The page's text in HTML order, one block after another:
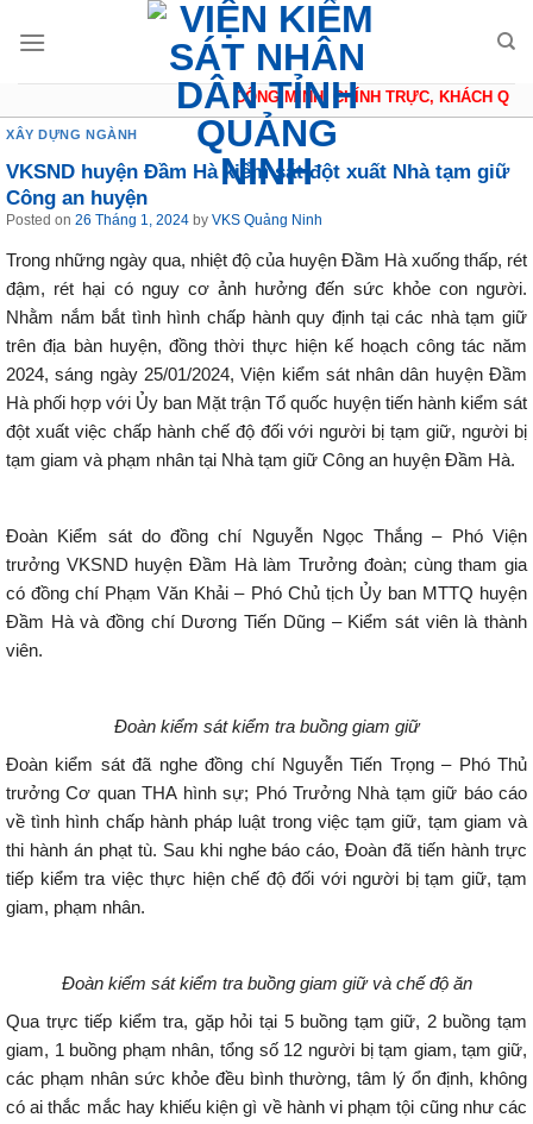
CÔNG MINH, CHÍNH TRỰC, KHÁCH
XÂY DỰNG NGÀNH
VKSND huyện Đầm Hà kiểm sát đột xuất Nhà tạm giữ
Công an huyện
Posted on 26 Tháng 1, 2024 by VKS Quảng Ninh
Trong những ngày qua, nhiệt độ của huyện Đầm Hà xuống thấp, rét
đậm, rét hại có nguy cơ ảnh hưởng đến sức khỏe con người.
Nhằm nắm bắt tình hình chấp hành quy định tại các nhà tạm giữ
trên địa bàn huyện, đồng thời thực hiện kế hoạch công tác năm
2024, sáng ngày 25/01/2024, Viện kiểm sát nhân dân huyện Đầm
Hà phối hợp với Ủy ban Mặt trận Tổ quốc huyện tiến hành kiểm sát
đột xuất việc chấp hành chế độ đối với người bị tạm giữ, người bị
tạm giam và phạm nhân tại Nhà tạm giữ Công an huyện Đầm Hà.
Đoàn Kiểm sát do đồng chí Nguyễn Ngọc Thắng – Phó Viện
trưởng VKSND huyện Đầm Hà làm Trưởng đoàn; cùng tham gia
có đồng chí Phạm Văn Khải – Phó Chủ tịch Ủy ban MTTQ huyện
Đầm Hà và đồng chí Dương Tiến Dũng – Kiểm sát viên là thành
viên.
Đoàn kiểm sát kiểm tra buồng giam giữ
Đoàn kiểm sát đã nghe đồng chí Nguyễn Tiến Trọng – Phó Thủ
trưởng Cơ quan THA hình sự; Phó Trưởng Nhà tạm giữ báo cáo
về tình hình chấp hành pháp luật trong việc tạm giữ, tạm giam và
thi hành án phạt tù. Sau khi nghe báo cáo, Đoàn đã tiến hành trực
tiếp kiểm tra việc thực hiện chế độ đối với người bị tạm giữ, tạm
giam, phạm nhân.
Đoàn kiểm sát kiểm tra buồng giam giữ và chế độ ăn
Qua trực tiếp kiểm tra, gặp hỏi tại 5 buồng tạm giữ, 2 buồng tạm
giam, 1 buồng phạm nhân, tổng số 12 người bị tạm giam, tạm giữ,
các phạm nhân sức khỏe đều bình thường, tâm lý ổn định, không
có ai thắc mắc hay khiếu kiện gì về hành vi phạm tội cũng như các